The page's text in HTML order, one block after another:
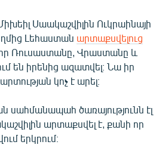
Սաակաշվիլին Ուկրաինայի
Լեհաստան արտաքսվելուց
Ռուսաստանը, Վրաստանը և
են իրենից ազատվել։ Նա իր
կոչ է արել։
սահմանապահ ծառայությունն էլ
արտաքսվել է, քանի որ
երկրում։